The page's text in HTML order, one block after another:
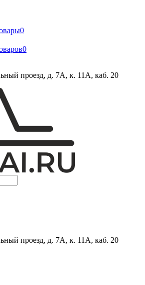
0
0
проезд, д. 7А, к. 11А, каб. 20
проезд, д. 7А, к. 11А, каб. 20